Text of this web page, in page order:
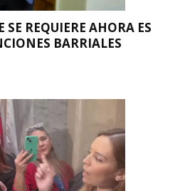
SE REQUIERE AHORA ES
BARRIALES